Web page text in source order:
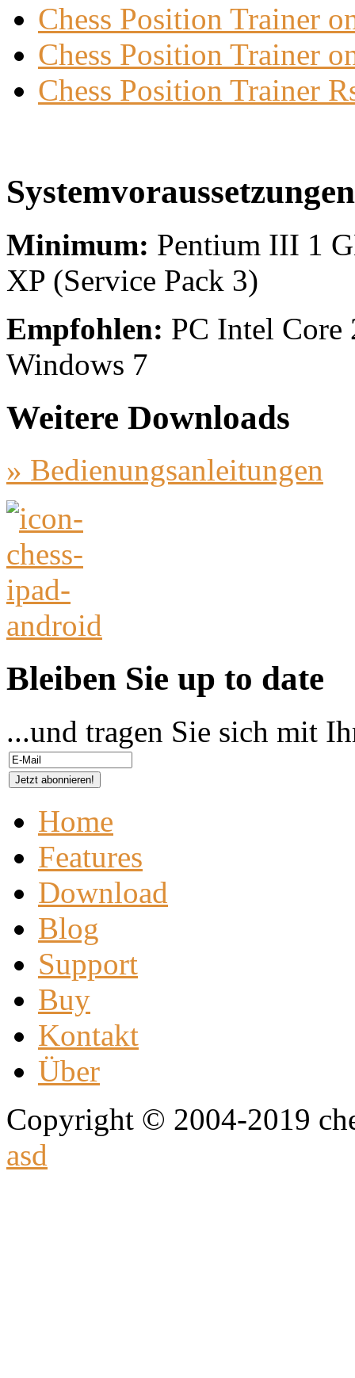
Chess Position Trainer
Chess Position Trainer
Chess Position Trainer
Systemvoraussetzungen
Minimum: Pentium III 1
XP (Service Pack 3)
Empfohlen: PC Intel
Windows 7
Weitere Downloads
» Bedienungsanleitungen
Bleiben Sie up to date
...und tragen Sie sich mit
Home
Features
Download
Blog
Support
Buy
Kontakt
Über
Copyright © 2004-2019
asd